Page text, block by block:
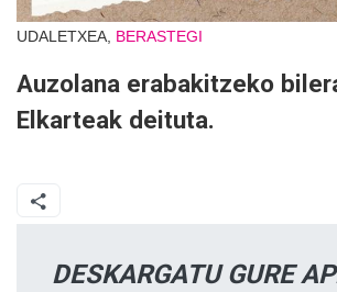
UDALETXEA, BERASTEGI
Auzolana erabakitzeko
Elkarteak deituta.
DESKARGATU GURE